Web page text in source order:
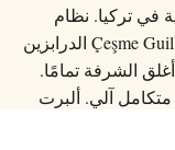
في تركيا. نظام
الدرابزين Çeşme Guillotine. درابزين زجاجي
الشرفة تمامًا.
آلي. ألبرت